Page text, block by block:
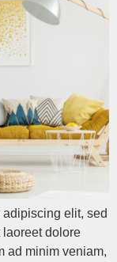
elit, sed
dolore
ad minim veniam,